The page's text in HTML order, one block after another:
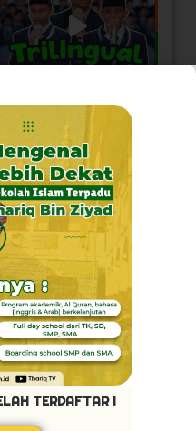
Follow on Instagram
TERDAFTAR !